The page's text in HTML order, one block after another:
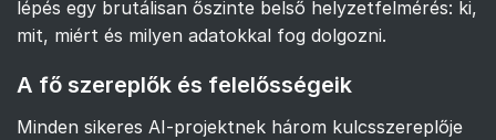
lépés egy brutálisan őszinte belső helyzetfelmérés: ki,
mit, miért és milyen adatokkal fog dolgozni.
A fő szereplők és felelősségeik
Minden sikeres AI-projektnek három kulcsszereplője